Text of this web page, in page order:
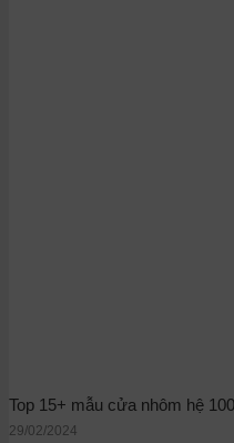
Top 15+ mẫu cửa nhôm hệ
29/02/2024